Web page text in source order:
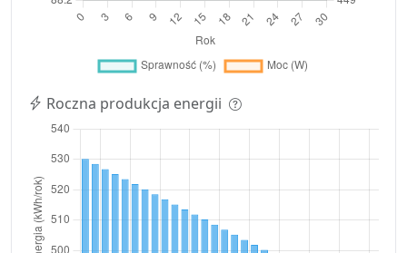
Roczna produkcja energii